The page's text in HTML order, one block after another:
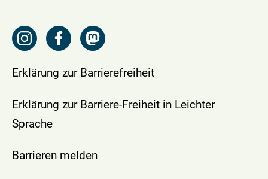
Erklärung zur Barrierefreiheit
Erklärung zur Barriere-Freiheit in Leichter
Sprache
Barrieren melden